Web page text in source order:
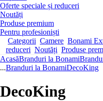
Oferte speciale și reduceri
Noutăți
Produse premium
Pentru profesioniști
Categorii Camere Bonami
reduceri Noutăți Produse
AcasăBranduri la Bonami
...Branduri la BonamiDecoKing
DecoKing